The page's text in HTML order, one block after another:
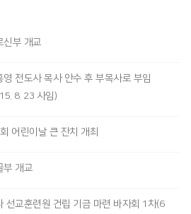
신부 개교
영 전도사 목사 안수 후 부목사로 부임
8. 23 사임)
어린이날 큰 잔치 개최
부 개교
선교훈련원 건립 기금 마련 바자회 1차(6